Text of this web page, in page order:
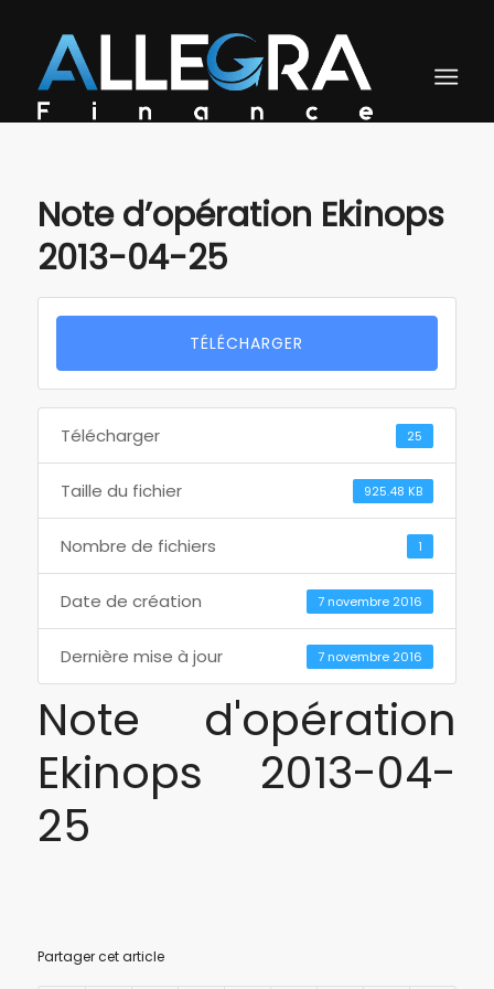
Note d’opération Ekinops
2013-04-25
TÉLÉCHARGER
Télécharger 25
Taille du fichier 925.48 KB
Nombre de fichiers 1
Date de création 7 novembre 2016
Dernière mise à jour 7 novembre 2016
Note d'opération
Ekinops 2013-04-
25
Partager cet article